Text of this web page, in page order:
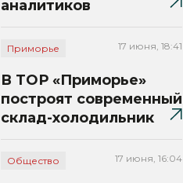
аналитиков
Приморье 17 июня, 18:41
В ТОР «Приморье»
построят современный
склад-холодильник
Общество 17 июня, 16:04